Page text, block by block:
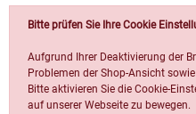
Wird oft
Bitte prüfen Sie Ihre Cookie
Aufgrund Ihrer Deaktivierung der
Problemen der Shop-Ansicht
Bitte aktivieren Sie die Cookie-
auf unserer Webseite zu bewegen.